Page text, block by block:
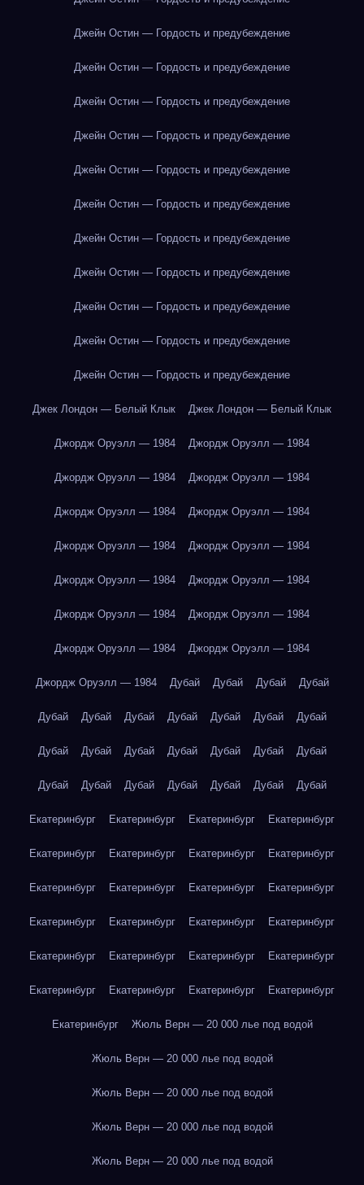
Джейн Остин — Гордость и предубеждение
Джейн Остин — Гордость и предубеждение
Джейн Остин — Гордость и предубеждение
Джейн Остин — Гордость и предубеждение
Джейн Остин — Гордость и предубеждение
Джейн Остин — Гордость и предубеждение
Джейн Остин — Гордость и предубеждение
Джейн Остин — Гордость и предубеждение
Джейн Остин — Гордость и предубеждение
Джейн Остин — Гордость и предубеждение
Джейн Остин — Гордость и предубеждение
Джек Лондон — Белый Клык Джек Лондон — Белый Клык
Джордж Оруэлл — 1984 Джордж Оруэлл — 1984
Джордж Оруэлл — 1984 Джордж Оруэлл — 1984
Джордж Оруэлл — 1984 Джордж Оруэлл — 1984
Джордж Оруэлл — 1984 Джордж Оруэлл — 1984
Джордж Оруэлл — 1984 Джордж Оруэлл — 1984
Джордж Оруэлл — 1984 Джордж Оруэлл — 1984
Джордж Оруэлл — 1984 Джордж Оруэлл — 1984
Джордж Оруэлл — 1984 Дубай Дубай Дубай Дубай
Дубай Дубай Дубай Дубай Дубай Дубай Дубай
Дубай Дубай Дубай Дубай Дубай Дубай Дубай
Дубай Дубай Дубай Дубай Дубай Дубай Дубай
Екатеринбург Екатеринбург Екатеринбург Екатеринбург
Екатеринбург Екатеринбург Екатеринбург Екатеринбург
Екатеринбург Екатеринбург Екатеринбург Екатеринбург
Екатеринбург Екатеринбург Екатеринбург Екатеринбург
Екатеринбург Екатеринбург Екатеринбург Екатеринбург
Екатеринбург Екатеринбург Екатеринбург Екатеринбург
Екатеринбург Жюль Верн — 20 000 лье под водой
Жюль Верн — 20 000 лье под водой
Жюль Верн — 20 000 лье под водой
Жюль Верн — 20 000 лье под водой
Жюль Верн — 20 000 лье под водой